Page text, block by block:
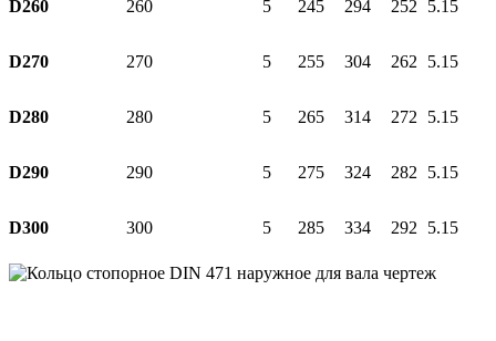
D260 260 5 245 294 252 5.15
D270 270 5 255 304 262 5.15
D280 280 5 265 314 272 5.15
D290 290 5 275 324 282 5.15
D300 300 5 285 334 292 5.15